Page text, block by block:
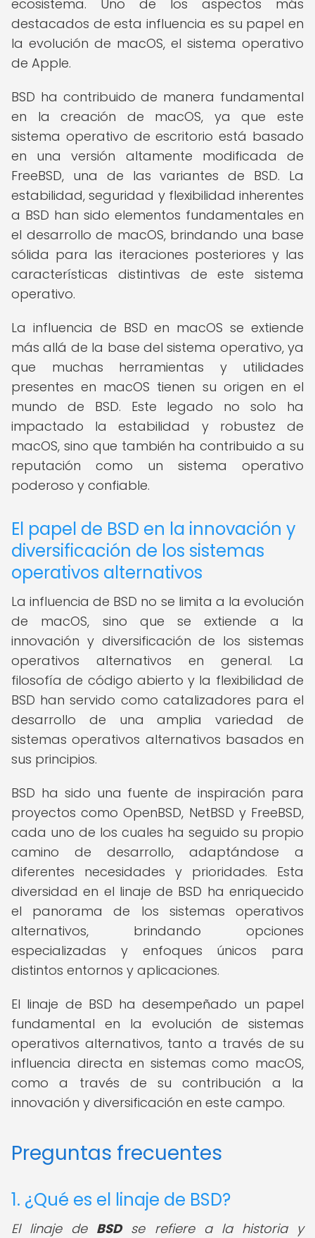
ecosistema. Uno de los aspectos más
destacados de esta influencia es su papel en
la evolución de macOS, el sistema operativo
de Apple.
BSD ha contribuido de manera fundamental
en la creación de macOS, ya que este
sistema operativo de escritorio está basado
en una versión altamente modificada de
FreeBSD, una de las variantes de BSD. La
estabilidad, seguridad y flexibilidad inherentes
a BSD han sido elementos fundamentales en
el desarrollo de macOS, brindando una base
sólida para las iteraciones posteriores y las
características distintivas de este sistema
operativo.
La influencia de BSD en macOS se extiende
más allá de la base del sistema operativo, ya
que muchas herramientas y utilidades
presentes en macOS tienen su origen en el
mundo de BSD. Este legado no solo ha
impactado la estabilidad y robustez de
macOS, sino que también ha contribuido a su
reputación como un sistema operativo
poderoso y confiable.
El papel de BSD en la innovación y
diversificación de los sistemas
operativos alternativos
La influencia de BSD no se limita a la evolución
de macOS, sino que se extiende a la
innovación y diversificación de los sistemas
operativos alternativos en general. La
filosofía de código abierto y la flexibilidad de
BSD han servido como catalizadores para el
desarrollo de una amplia variedad de
sistemas operativos alternativos basados en
sus principios.
BSD ha sido una fuente de inspiración para
proyectos como OpenBSD, NetBSD y FreeBSD,
cada uno de los cuales ha seguido su propio
camino de desarrollo, adaptándose a
diferentes necesidades y prioridades. Esta
diversidad en el linaje de BSD ha enriquecido
el panorama de los sistemas operativos
alternativos, brindando opciones
especializadas y enfoques únicos para
distintos entornos y aplicaciones.
El linaje de BSD ha desempeñado un papel
fundamental en la evolución de sistemas
operativos alternativos, tanto a través de su
influencia directa en sistemas como macOS,
como a través de su contribución a la
innovación y diversificación en este campo.
Preguntas frecuentes
1. ¿Qué es el linaje de BSD?
El linaje de BSDse refiere a la historia y